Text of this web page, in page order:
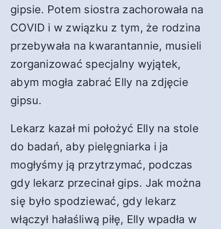
gipsie. Potem siostra zachorowała na
COVID i w związku z tym, że rodzina
przebywała na kwarantannie, musieli
zorganizować specjalny wyjątek,
abym mogła zabrać Elly na zdjęcie
gipsu.
Lekarz kazał mi położyć Elly na stole
do badań, aby pielęgniarka i ja
mogłyśmy ją przytrzymać, podczas
gdy lekarz przecinał gips. Jak można
się było spodziewać, gdy lekarz
włączył hałaśliwą piłę, Elly wpadła w